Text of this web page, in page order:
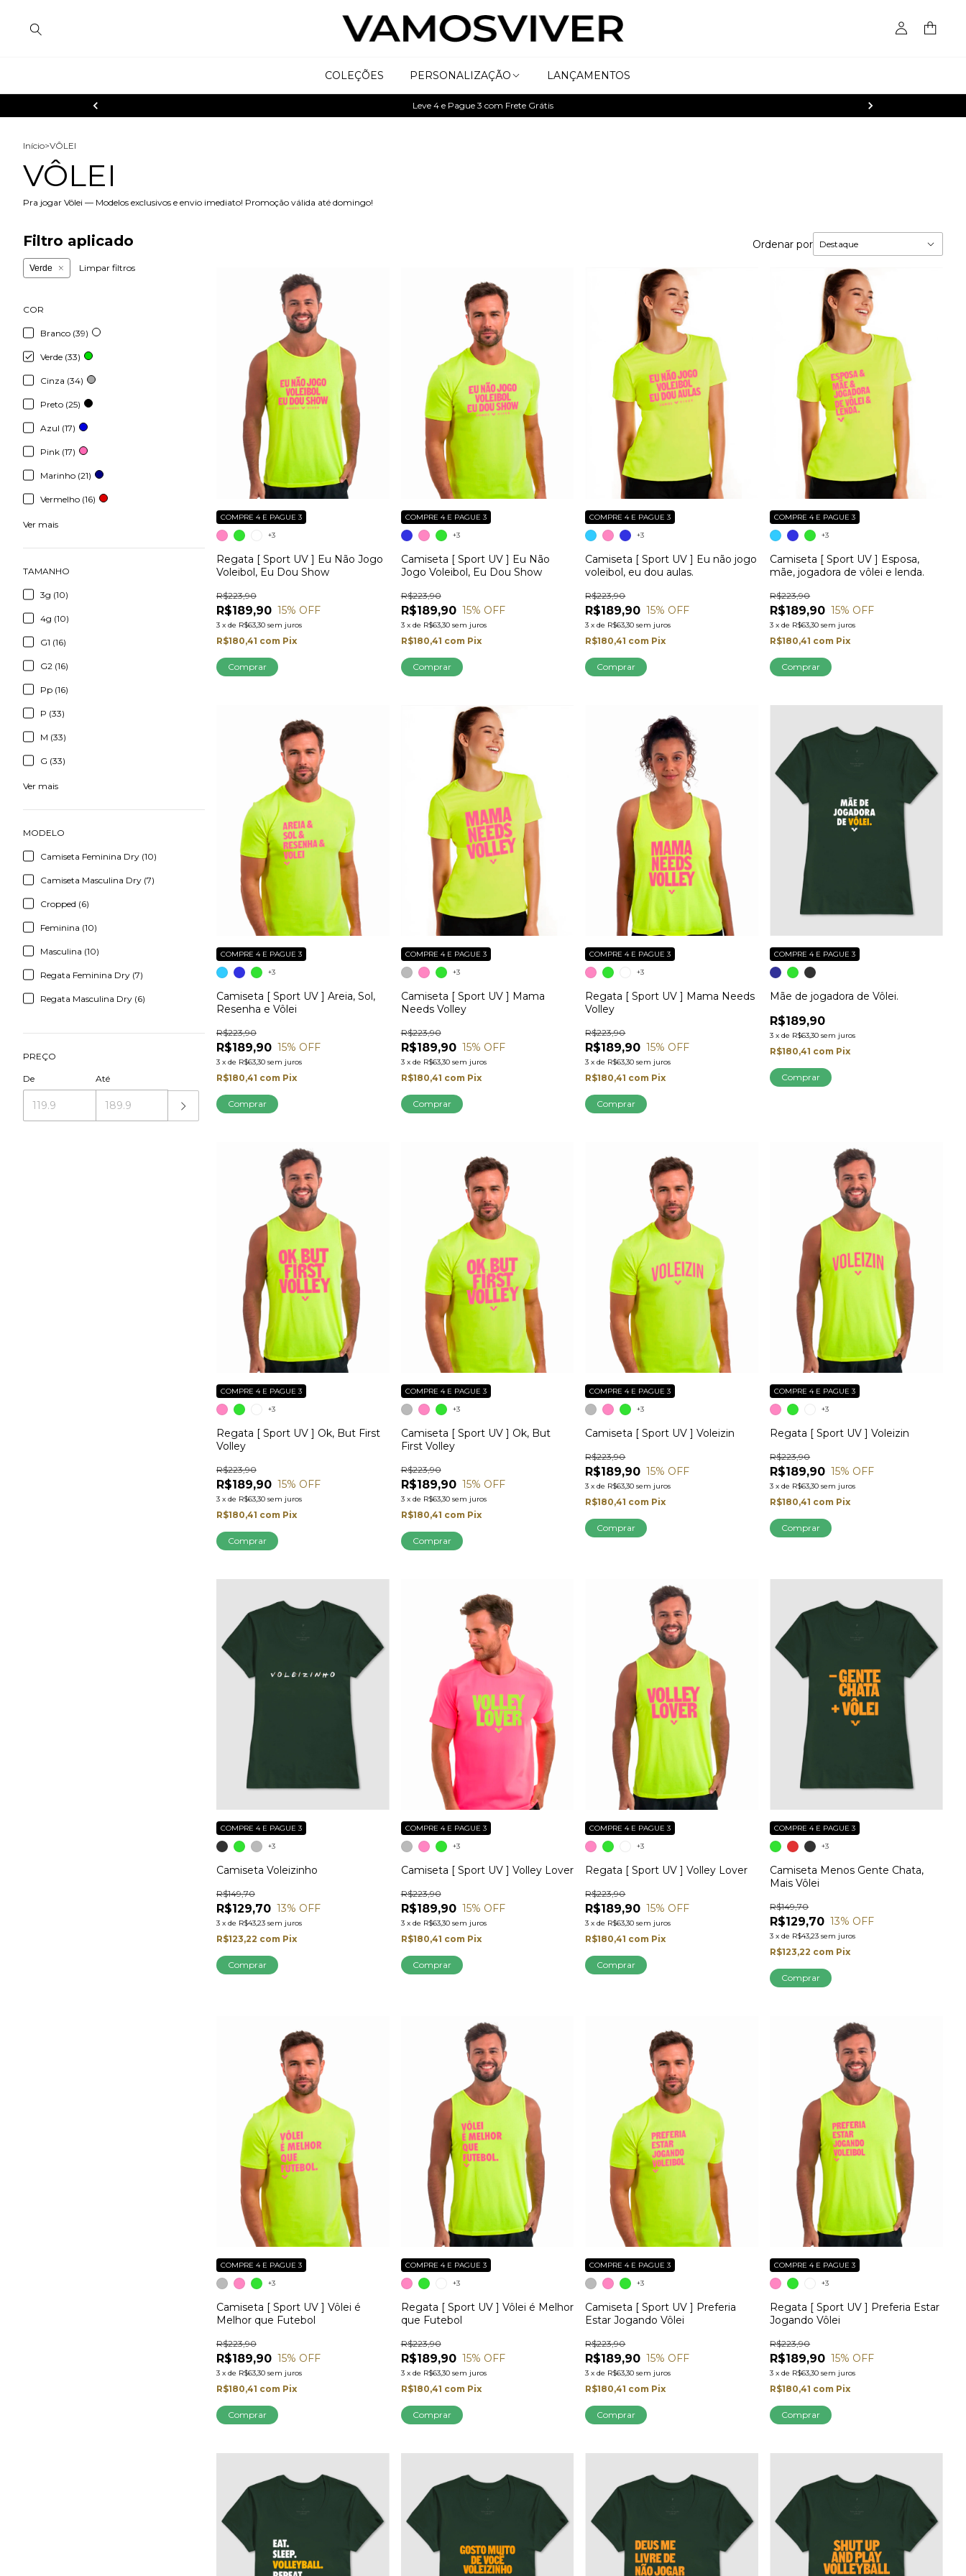
COLEÇÕES PERSONALIZAÇÃO LANÇAMENTOS
Leve 4 e Pague 3 com Frete Grátis
Início>VÔLEI
VÔLEI
Pra jogar Vôlei — Modelos exclusivos e envio imediato! Promoção válida até domingo!
Filtro aplicado
Verde Limpar filtros
COR
Branco (39)
Verde (33)
Cinza (34)
Preto (25)
Azul (17)
Pink (17)
Marinho (21)
Vermelho (16)
Ver mais
TAMANHO
3g (10)
4g (10)
G1 (16)
G2 (16)
Pp (16)
P (33)
M (33)
G (33)
Ver mais
MODELO
Camiseta Feminina Dry (10)
Camiseta Masculina Dry (7)
Cropped (6)
Feminina (10)
Masculina (10)
Regata Feminina Dry (7)
Regata Masculina Dry (6)
PREÇO
De Até
Ordenar por
Regata [ Sport UV ] Eu Não Jogo
Voleibol, Eu Dou Show
R$189,90
R$223,90
15% OFF
3 x de R$63,30 sem juros
COMPRE 4 E PAGUE 3
R$180,41 com Pix
+3
Comprar
Camiseta [ Sport UV ] Eu Não
Jogo Voleibol, Eu Dou Show
R$189,90
R$223,90
15% OFF
3 x de R$63,30 sem juros
COMPRE 4 E PAGUE 3
R$180,41 com Pix
+3
Comprar
Camiseta [ Sport UV ] Eu não jogo
voleibol, eu dou aulas.
R$189,90
R$223,90
15% OFF
3 xde R$63,30 sem juros
COMPRE 4 E PAGUE 3
R$180,41 com Pix
+3
Comprar
Camiseta [ Sport UV ] Esposa,
mãe, jogadora de vôlei e lenda.
R$189,90
R$223,90
15% OFF
3 xde R$63,30 sem juros
COMPRE 4 E PAGUE 3
R$180,41 com Pix
+3
Comprar
Camiseta [ Sport UV ] Areia, Sol,
Resenha e Vôlei
R$189,90
R$223,90
15% OFF
3 x de R$63,30 sem juros
COMPRE 4 E PAGUE 3
R$180,41 com Pix
+3
Comprar
Camiseta [ Sport UV ] Mama
Needs Volley
R$189,90
R$223,90
15% OFF
3 x de R$63,30 sem juros
COMPRE 4 E PAGUE 3
R$180,41 com Pix
+3
Comprar
Regata [ Sport UV ] Mama Needs
Volley
R$189,90
R$223,90
15% OFF
3 xde R$63,30 sem juros
COMPRE 4 E PAGUE 3
R$180,41 com Pix
+3
Comprar
Mãe de jogadora de Vôlei.
R$189,90
3 xde R$63,30 sem juros
COMPRE 4 E PAGUE 3
R$180,41 com Pix
Comprar
Regata [ Sport UV ] Ok, But First
Volley
R$189,90
R$223,90
15% OFF
3 x de R$63,30 sem juros
COMPRE 4 E PAGUE 3
R$180,41 com Pix
+3
Comprar
Camiseta [ Sport UV ] Ok, But
First Volley
R$189,90
R$223,90
15% OFF
3 x de R$63,30 sem juros
COMPRE 4 E PAGUE 3
R$180,41 com Pix
+3
Comprar
Camiseta [ Sport UV ] Voleizin
R$189,90
R$223,90
15% OFF
3 xde R$63,30 sem juros
COMPRE 4 E PAGUE 3
R$180,41 com Pix
+3
Comprar
Regata [ Sport UV ] Voleizin
R$189,90
R$223,90
15% OFF
3 xde R$63,30 sem juros
COMPRE 4 E PAGUE 3
R$180,41 com Pix
+3
Comprar
Camiseta Voleizinho
R$129,70
R$149,70
13% OFF
3 x de R$43,23 sem juros
COMPRE 4 E PAGUE 3
R$123,22 com Pix
+3
Comprar
Camiseta [ Sport UV ] Volley Lover
R$189,90
R$223,90
15% OFF
3 x de R$63,30 sem juros
COMPRE 4 E PAGUE 3
R$180,41 com Pix
+3
Comprar
Regata [ Sport UV ] Volley Lover
R$189,90
R$223,90
15% OFF
3 xde R$63,30 sem juros
COMPRE 4 E PAGUE 3
R$180,41 com Pix
+3
Comprar
Camiseta Menos Gente Chata,
Mais Vôlei
R$129,70
R$149,70
13% OFF
3 xde R$43,23 sem juros
COMPRE 4 E PAGUE 3
R$123,22 com Pix
+3
Comprar
Camiseta [ Sport UV ] Vôlei é
Melhor que Futebol
R$189,90
R$223,90
15% OFF
3 x de R$63,30 sem juros
COMPRE 4 E PAGUE 3
R$180,41 com Pix
+3
Comprar
Regata [ Sport UV ] Vôlei é Melhor
que Futebol
R$189,90
R$223,90
15% OFF
3 x de R$63,30 sem juros
COMPRE 4 E PAGUE 3
R$180,41 com Pix
+3
Comprar
Camiseta [ Sport UV ] Preferia
Estar Jogando Vôlei
R$189,90
R$223,90
15% OFF
3 xde R$63,30 sem juros
COMPRE 4 E PAGUE 3
R$180,41 com Pix
+3
Comprar
Regata [ Sport UV ] Preferia Estar
Jogando Vôlei
R$189,90
R$223,90
15% OFF
3 xde R$63,30 sem juros
COMPRE 4 E PAGUE 3
R$180,41 com Pix
+3
Comprar